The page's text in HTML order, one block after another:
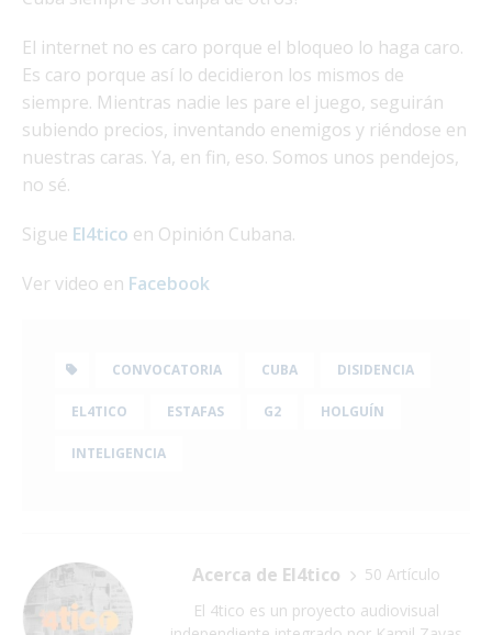
El internet no es caro porque el bloqueo lo haga caro.
Es caro porque así lo decidieron los mismos de
siempre. Mientras nadie les pare el juego, seguirán
subiendo precios, inventando enemigos y riéndose en
nuestras caras. Ya, en fin, eso. Somos unos pendejos,
no sé.
Sigue El4tico en Opinión Cubana.
Ver video en Facebook
CONVOCATORIA CUBA DISIDENCIA
EL4TICO ESTAFAS G2 HOLGUÍN
INTELIGENCIA
Acerca de El4tico
50 Artículo
El 4tico es un proyecto audiovisual